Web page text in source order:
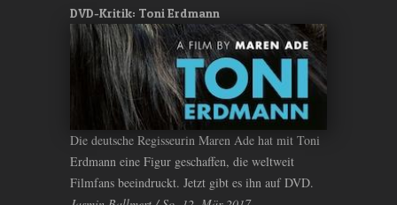
DVD-Kritik: Toni Erdmann
Die deutsche Regisseurin Maren Ade hat mit Toni
Erdmann eine Figur geschaffen, die weltweit
Filmfans beeindruckt. Jetzt gibt es ihn auf DVD.